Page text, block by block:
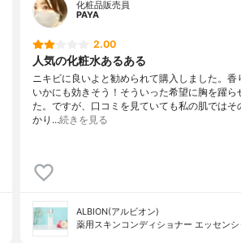
化粧品販売員
PAYA
2.00
人気の化粧水あるある
ニキビに良いよと勧められて購入しました。香
いかにも効きそう！そういった希望に胸を躍ら
た。ですが、口コミを見ていても私の肌ではそ
かり…続きを見る
ALBION(アルビオン)
薬用スキンコンディショナー エッセン